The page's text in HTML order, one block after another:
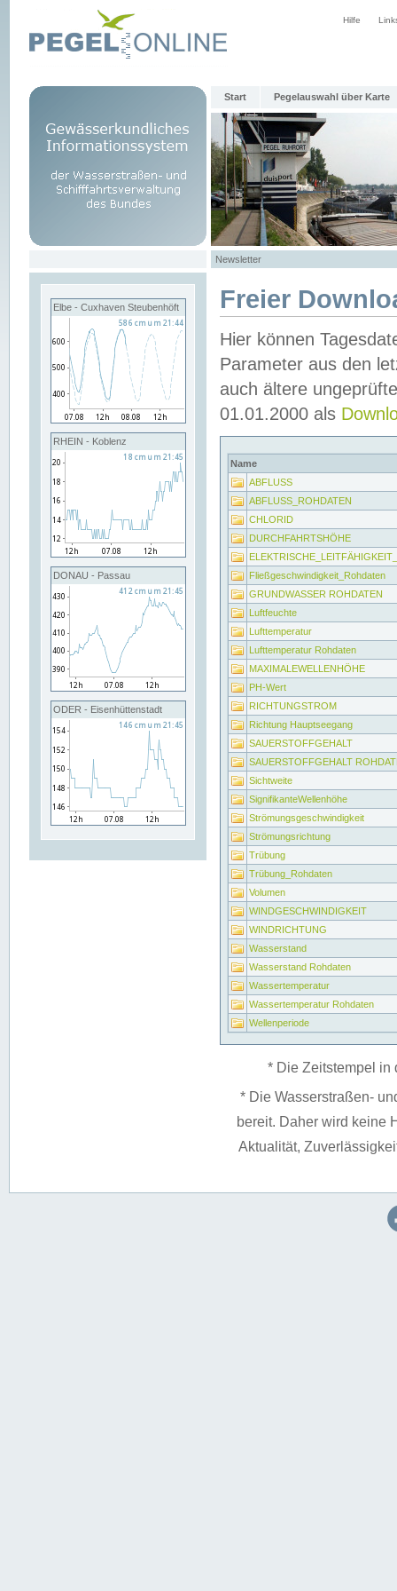
Hilfe
Start Pegelauswahl über Karte
Newsletter
Elbe - Cuxhaven Steubenhöft
RHEIN - Koblenz
DONAU - Passau
ODER - Eisenhüttenstadt
Freier
Hier können
Parameter aus den
auch ältere
01.01.2000 als
Name
ABFLUSS
ABFLUSS_ROHDATEN
CHLORID
DURCHFAHRTSHÖHE
Fließgeschwindigkeit_Rohdaten
GRUNDWASSER ROHDATEN
Luftfeuchte
Lufttemperatur
Lufttemperatur Rohdaten
MAXIMALEWELLENHÖHE
PH-Wert
RICHTUNGSTROM
Richtung Hauptseegang
SAUERSTOFFGEHALT
SAUERSTOFFGEHALT
Sichtweite
SignifikanteWellenhöhe
Strömungsgeschwindigkeit
Strömungsrichtung
Trübung
Trübung_Rohdaten
Volumen
WINDGESCHWINDIGKEIT
WINDRICHTUNG
Wasserstand
Wasserstand Rohdaten
Wassertemperatur
Wassertemperatur Rohdaten
Wellenperiode
* Die Zeitstempel in
* Die Wasserstraßen-
bereit. Daher wird keine
Aktualität,